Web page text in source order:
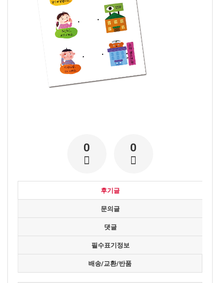
0 0
후기글
문의글
댓글
필수표기정보
배송/교환/반품